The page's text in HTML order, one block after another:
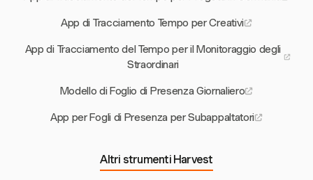
App di Tracciamento Tempo per Creativi
App di Tracciamento del Tempo per il Monitoraggio degli
Straordinari
Modello di Foglio di Presenza Giornaliero
App per Fogli di Presenza per Subappaltatori
Altri strumenti Harvest